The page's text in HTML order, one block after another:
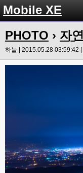
Mobile XE
PHOTO › 자
하늘 | 2015.05.28 03:59:42 |